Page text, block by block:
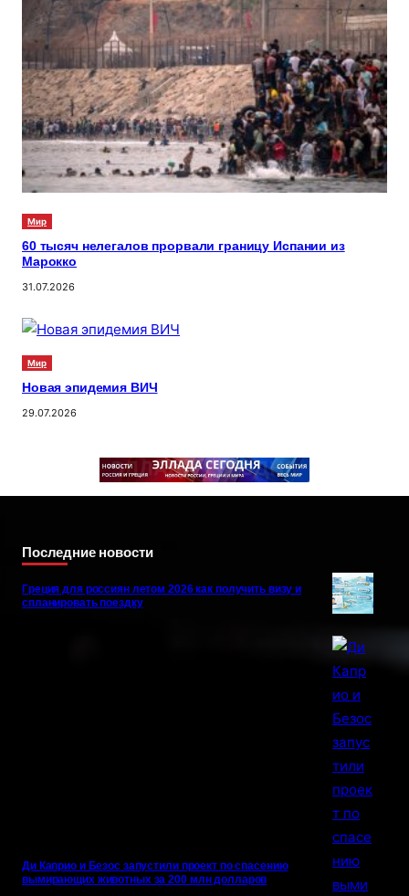
Мир
60 тысяч нелегалов прорвали границу Испании из
Марокко
31.07.2026
Мир
Новая эпидемия ВИЧ
29.07.2026
Последние новости
Греция для россиян летом 2026 как получить визу и
спланировать поездку
Ди Каприо и Безос запустили проект по спасению
вымирающих животных за 200 млн долларов